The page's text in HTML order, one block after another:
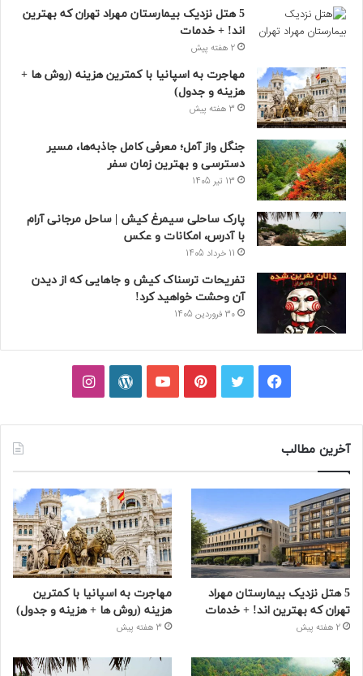
5 هتل نزدیک بیمارستان مهراد تهران که بهترین‌
اند! + خدمات
2 هفته پیش
مهاجرت به اسپانیا با کمترین هزینه (روش ها +
هزینه و جدول)
3 هفته پیش
جنگل واز آمل؛ معرفی کامل جاذبه‌ها، مسیر
دسترسی و بهترین زمان سفر
13 تیر 1405
پارک ساحلی سیمرغ کیش | ساحل مرجانی آرام
با آدرس، امکانات و عکس
11 خرداد 1405
تفریحات ترسناک کیش و جاهایی که از دیدن
آن وحشت خواهید کرد!
30 فروردین 1405
فیسبوکتوییترپینتریستیوتیوبوردپرساینستاگرام
آخرین مطالب
5 هتل نزدیک بیمارستان مهراد
تهران که بهترین‌ اند! + خدمات
2 هفته پیش
مهاجرت به اسپانیا با کمترین
هزینه (روش ها + هزینه و جدول)
3 هفته پیش